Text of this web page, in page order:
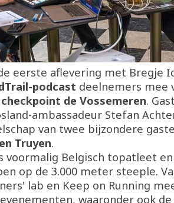
eerste aflevering met Bregje
podcast deelnemers mee
de Vossemeren.
ambassadeur Stefan
van twee bijzondere
Truyen.
voormalig Belgisch topatleet
op de 3.000 meter steeple.
lab en Keep on Running
waaronder ook de